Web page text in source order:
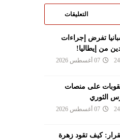
التعليقات
تفرض إجراءات
من إيطاليا!
07 أغسطس 2026
على منصات
الثوري
07 أغسطس 2026
كيف تقود زهرة